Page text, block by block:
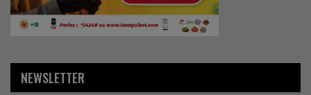
NEWSLETTER